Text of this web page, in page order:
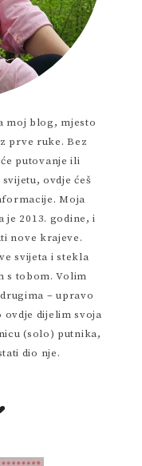
moj blog, mjesto
prve ruke. Bez
putovanje ili
ovdje ćeš
Moja
je 2013. godine, i
nove krajeve.
svijeta i stekla
s tobom. Volim
– upravo
ovdje dijelim svoja
(solo) putnika,
dio nje.